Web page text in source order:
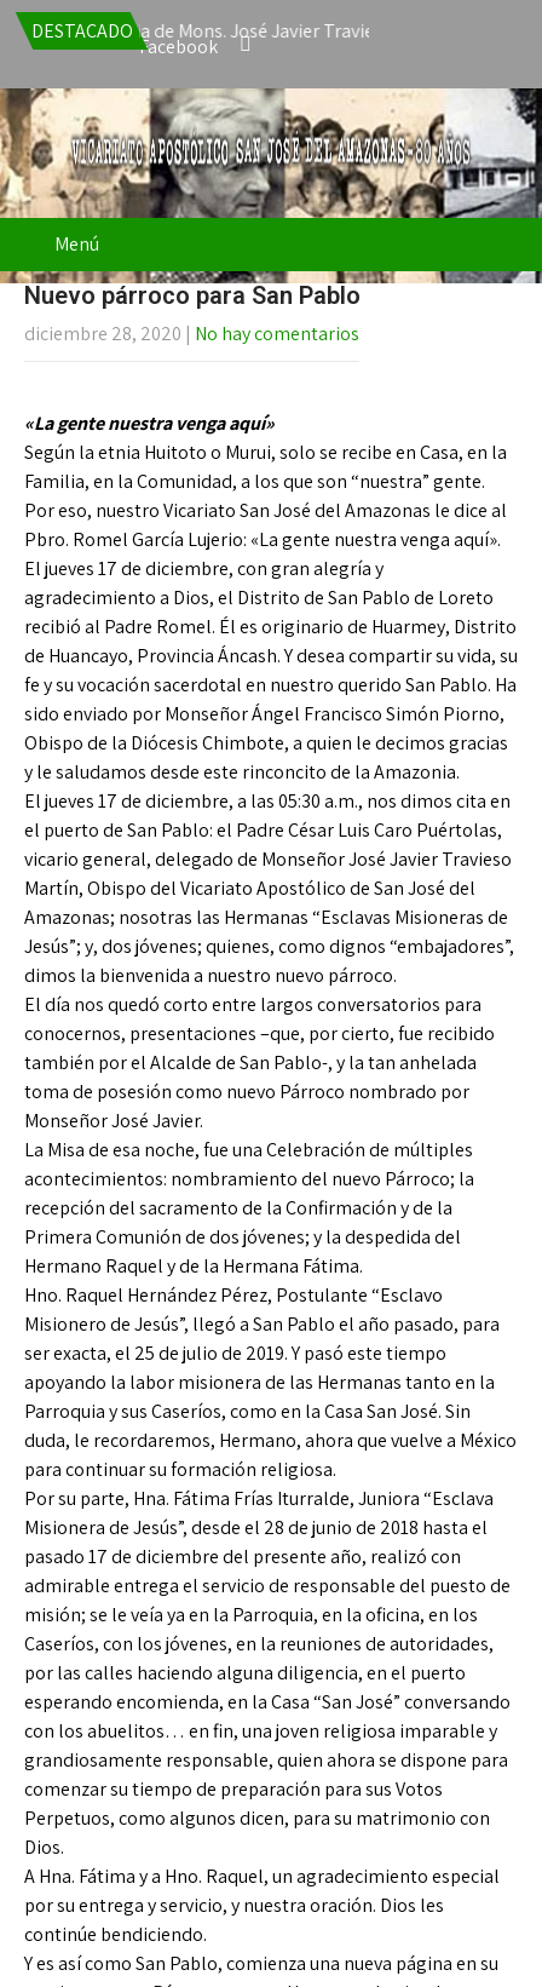
DESTACADO
la renuncia de Mons. José Javier Travieso como Vicario
Facebook
Menú
Nuevo párroco para San Pablo
diciembre 28, 2020 | No hay comentarios
«La gente nuestra venga aquí»
Según la etnia Huitoto o Murui, solo se recibe en Casa, en la
Familia, en la Comunidad, a los que son “nuestra” gente.
Por eso, nuestro Vicariato San José del Amazonas le dice al
Pbro. Romel García Lujerio: «La gente nuestra venga aquí».
El jueves 17 de diciembre, con gran alegría y
agradecimiento a Dios, el Distrito de San Pablo de Loreto
recibió al Padre Romel. Él es originario de Huarmey, Distrito
de Huancayo, Provincia Áncash. Y desea compartir su vida, su
fe y su vocación sacerdotal en nuestro querido San Pablo. Ha
sido enviado por Monseñor Ángel Francisco Simón Piorno,
Obispo de la Diócesis Chimbote, a quien le decimos gracias
y le saludamos desde este rinconcito de la Amazonia.
El jueves 17 de diciembre, a las 05:30 a.m., nos dimos cita en
el puerto de San Pablo: el Padre César Luis Caro Puértolas,
vicario general, delegado de Monseñor José Javier Travieso
Martín, Obispo del Vicariato Apostólico de San José del
Amazonas; nosotras las Hermanas “Esclavas Misioneras de
Jesús”; y, dos jóvenes; quienes, como dignos “embajadores”,
dimos la bienvenida a nuestro nuevo párroco.
El día nos quedó corto entre largos conversatorios para
conocernos, presentaciones –que, por cierto, fue recibido
también por el Alcalde de San Pablo-, y la tan anhelada
toma de posesión como nuevo Párroco nombrado por
Monseñor José Javier.
La Misa de esa noche, fue una Celebración de múltiples
acontecimientos: nombramiento del nuevo Párroco; la
recepción del sacramento de la Confirmación y de la
Primera Comunión de dos jóvenes; y la despedida del
Hermano Raquel y de la Hermana Fátima.
Hno. Raquel Hernández Pérez, Postulante “Esclavo
Misionero de Jesús”, llegó a San Pablo el año pasado, para
ser exacta, el 25 de julio de 2019. Y pasó este tiempo
apoyando la labor misionera de las Hermanas tanto en la
Parroquia y sus Caseríos, como en la Casa San José. Sin
duda, le recordaremos, Hermano, ahora que vuelve a México
para continuar su formación religiosa.
Por su parte, Hna. Fátima Frías Iturralde, Juniora “Esclava
Misionera de Jesús”, desde el 28 de junio de 2018 hasta el
pasado 17 de diciembre del presente año, realizó con
admirable entrega el servicio de responsable del puesto de
misión; se le veía ya en la Parroquia, en la oficina, en los
Caseríos, con los jóvenes, en la reuniones de autoridades,
por las calles haciendo alguna diligencia, en el puerto
esperando encomienda, en la Casa “San José” conversando
con los abuelitos… en fin, una joven religiosa imparable y
grandiosamente responsable, quien ahora se dispone para
comenzar su tiempo de preparación para sus Votos
Perpetuos, como algunos dicen, para su matrimonio con
Dios.
A Hna. Fátima y a Hno. Raquel, un agradecimiento especial
por su entrega y servicio, y nuestra oración. Dios les
continúe bendiciendo.
Y es así como San Pablo, comienza una nueva página en su